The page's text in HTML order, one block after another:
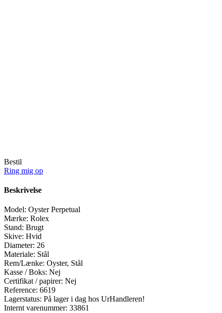
Bestil
Ring mig op
Beskrivelse
Model: Oyster Perpetual
Mærke: Rolex
Stand: Brugt
Skive: Hvid
Diameter: 26
Materiale: Stål
Rem/Lænke: Oyster, Stål
Kasse / Boks: Nej
Certifikat / papirer: Nej
Reference: 6619
Lagerstatus: På lager i dag hos UrHandleren!
Internt varenummer: 33861